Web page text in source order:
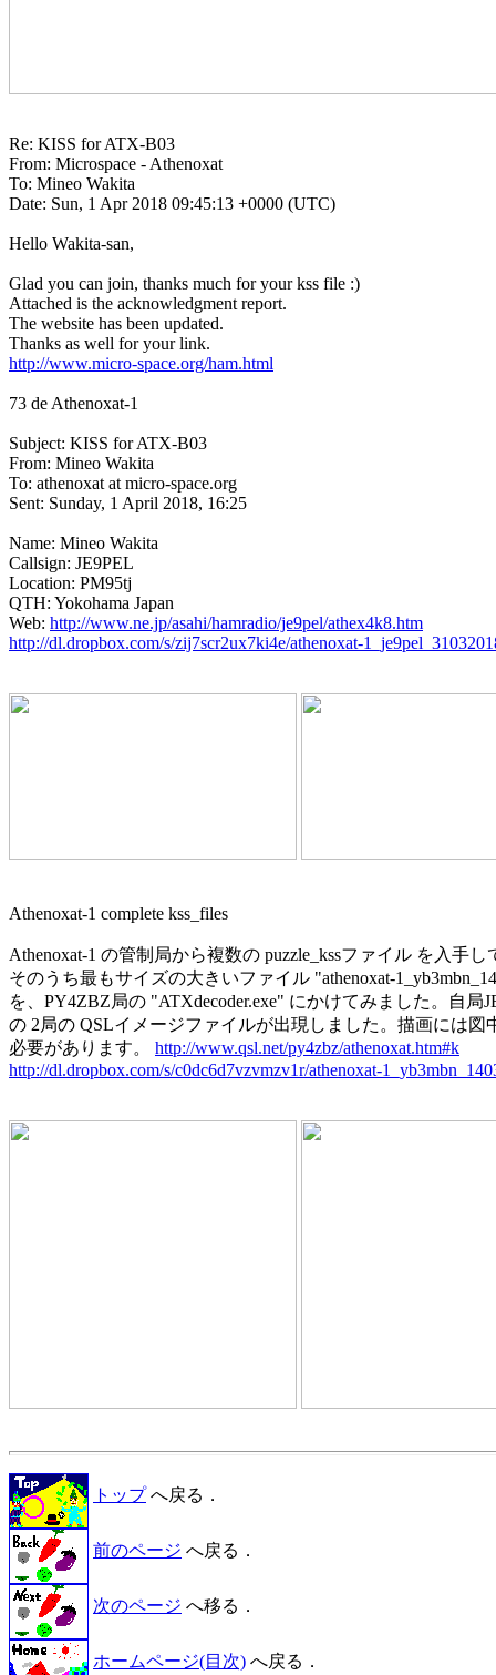
Re: KISS for ATX-B03
From: Microspace - Athenoxat
To: Mineo Wakita
Date: Sun, 1 Apr 2018 09:45:13 +0000 (UTC)
Hello Wakita-san,
Glad you can join, thanks much for your kss file :)
Attached is the acknowledgment report.
The website has been updated.
http://www.micro-space.org/ham.html
73 de Athenoxat-1
Subject: KISS for ATX-B03
From: Mineo Wakita
To: athenoxat at micro-space.org
Sent: Sunday, 1 April 2018, 16:25
Name: Mineo Wakita
Callsign: JE9PEL
Location: PM95tj
QTH: Yokohama Japan
Web: http://www.ne.jp/asahi/hamradio/je9pel/athex4k8.htm
http://dl.dropbox.com/s/zij7scr2ux7ki4e/athenoxat-
Athenoxat-1 complete kss_files
Athenoxat-1 の管制局から複数の puzzle_kssファイル を入手
そのうち最もサイズの大きいファイル "athenoxat-
を、PY4ZBZ局の "ATXdecoder.exe" にかけてみました。自局
の 2局の QSLイメージファイルが出現しました。描画には
必要があります。 http://www.qsl.net/py4zbz/athenoxat.htm#k
http://dl.dropbox.com/s/c0dc6d7vzvmzv1r/athenoxat-
トップへ戻る．
前のページ へ戻る．
次のページ へ移る．
ホームページ(目次) へ戻る．